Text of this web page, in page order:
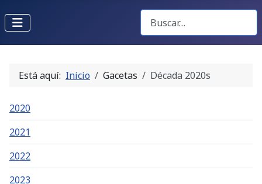
Buscar Gacetas
Está aquí: Inicio Gacetas Década 2020s
2020
2021
2022
2023